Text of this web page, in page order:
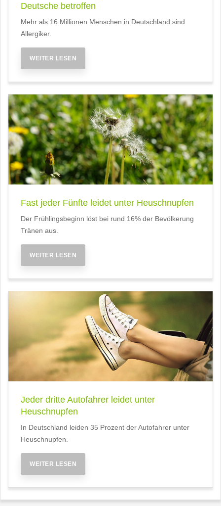
Deutsche betroffen
Mehr als 16 Millionen Menschen in Deutschland sind
Allergiker.
WEITER LESEN
Fast jeder Fünfte leidet unter Heuschnupfen
Der Frühlingsbeginn löst bei rund 16% der Bevölkerung
Tränen aus.
WEITER LESEN
Jeder dritte Autofahrer leidet unter
Heuschnupfen
In Deutschland leiden 35 Prozent der Autofahrer unter
Heuschnupfen.
WEITER LESEN